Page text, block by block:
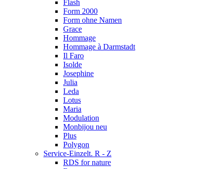
Flash
Form 2000
Form ohne Namen
Grace
Hommage
Hommage à Darmstadt
Il Faro
Isolde
Josephine
Julia
Leda
Lotus
Maria
Modulation
Monbijou neu
Plus
Polygon
Service-Einzelt. R - Z
RDS for nature